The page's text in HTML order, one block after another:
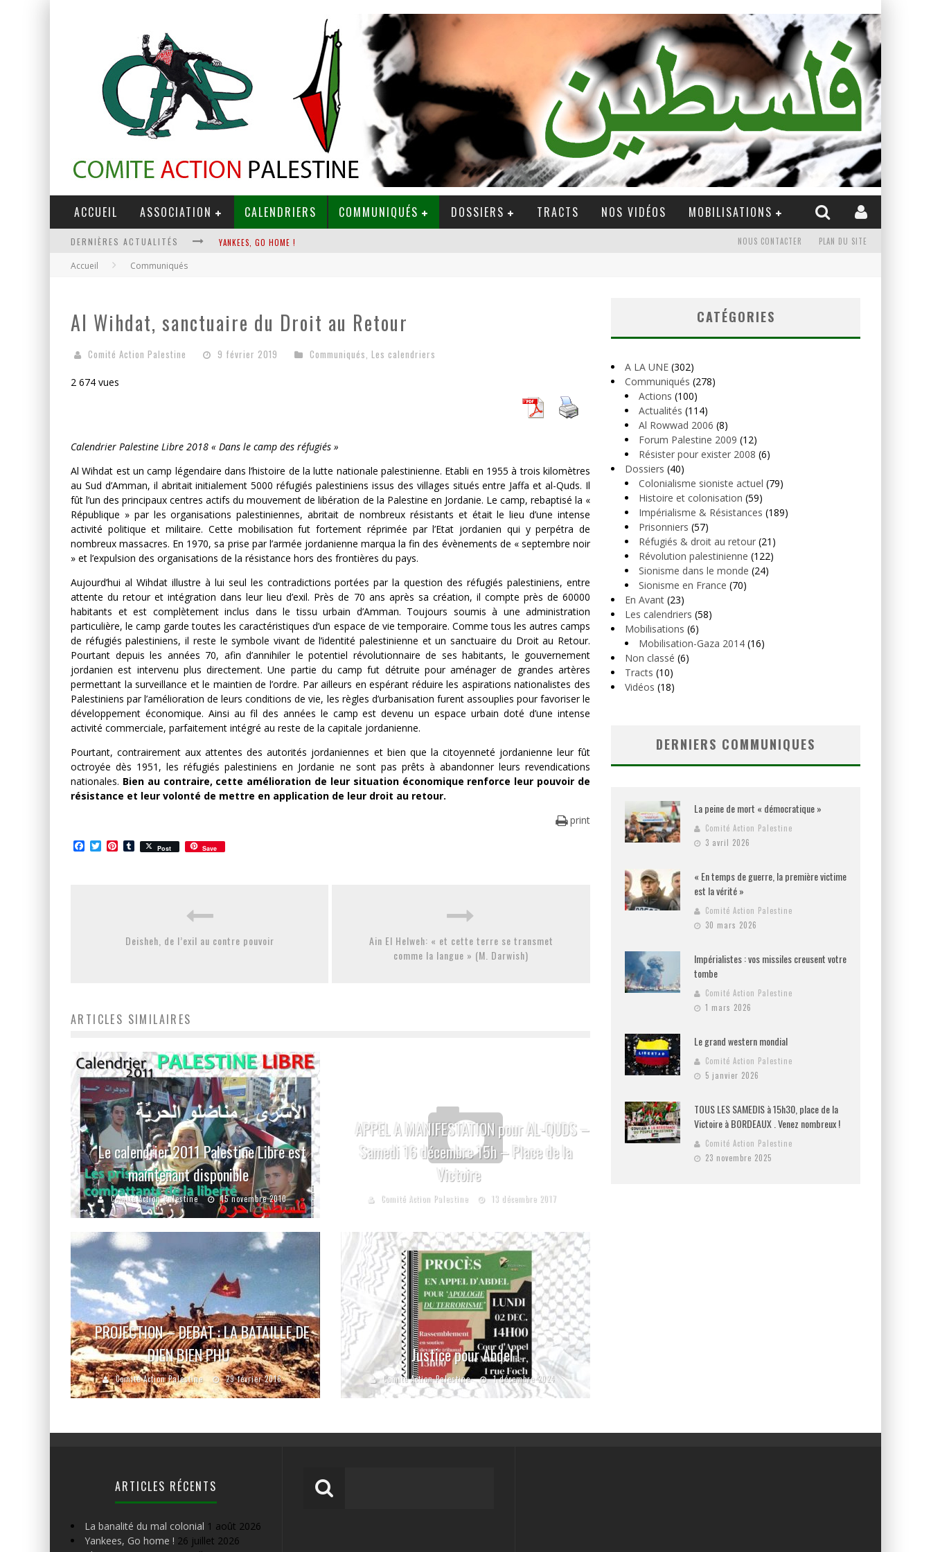
ACCUEIL ASSOCIATION CALENDRIERS COMMUNIQUÉS DOSSIERS TRACTS NOS VIDÉOS MOBILISATIONS
DERNIÈRES ACTUALITÉS YANKEES, GO HOME !
DES ACCORDS DE PAIX SANS LE PEUPLE ET CONTRE LE PEUPLE
LA GUERRE SIONISTE, LA GUERRE DÉMOGRAPHIQUE
NOUS CONTACTER PLAN DU SITE
Accueil Communiqués
Al Wihdat, sanctuaire du Droit au Retour
Comité Action Palestine 9 février 2019 Communiqués, Les calendriers
2 674 vues
Calendrier Palestine Libre 2018 « Dans le camp des réfugiés »
Al Wihdat est un camp légendaire dans l’histoire de la lutte nationale palestinienne. Etabli en 1955 à trois kilomètres
au Sud d’Amman, il abritait initialement 5000 réfugiés palestiniens issus des villages situés entre Jaffa et al-Quds. Il
fût l’un des principaux centres actifs du mouvement de libération de la Palestine en Jordanie. Le camp, rebaptisé la «
République » par les organisations palestiniennes, abritait de nombreux résistants et était le lieu d’une intense
activité politique et militaire. Cette mobilisation fut fortement réprimée par l’Etat jordanien qui y perpétra de
nombreux massacres. En 1970, sa prise par l’armée jordanienne marqua la fin des évènements de « septembre noir
» et l’expulsion des organisations de la résistance hors des frontières du pays.
Aujourd’hui al Wihdat illustre à lui seul les contradictions portées par la question des réfugiés palestiniens, entre
attente du retour et intégration dans leur lieu d’exil. Près de 70 ans après sa création, il compte près de 60000
habitants et est complètement inclus dans le tissu urbain d’Amman. Toujours soumis à une administration
particulière, le camp garde toutes les caractéristiques d’un espace de vie temporaire. Comme tous les autres camps
de réfugiés palestiniens, il reste le symbole vivant de l’identité palestinienne et un sanctuaire du Droit au Retour.
Pourtant depuis les années 70, afin d’annihiler le potentiel révolutionnaire de ses habitants, le gouvernement
jordanien est intervenu plus directement. Une partie du camp fut détruite pour aménager de grandes artères
permettant la surveillance et le maintien de l’ordre. Par ailleurs en espérant réduire les aspirations nationalistes des
Palestiniens par l’amélioration de leurs conditions de vie, les règles d’urbanisation furent assouplies pour favoriser le
développement économique. Ainsi au fil des années le camp est devenu un espace urbain doté d’une intense
activité commerciale, parfaitement intégré au reste de la capitale jordanienne.
Pourtant, contrairement aux attentes des autorités jordaniennes et bien que la citoyenneté jordanienne leur fût
octroyée dès 1951, les réfugiés palestiniens en Jordanie ne sont pas prêts à abandonner leurs revendications
nationales. Bien au contraire, cette amélioration de leur situation économique renforce leur pouvoir de
résistance et leur volonté de mettre en application de leur droit au retour.
print
Facebook
TwitterPinterest
Tumblr
Post Save
Deisheh, de l’exil au contre pouvoir
Ain El Helweh: « et cette terre se transmet
comme la langue » (M. Darwish)
ARTICLES SIMILAIRES
Le calendrier 2011 Palestine Libre est
maintenant disponible
Comité Action Palestine 15 novembre 2010
APPEL A MANIFESTATION pour AL-QUDS –
Samedi 16 décembre 15h – Place de la
Victoire
Comité Action Palestine 13 décembre 2017
PROJECTION – DEBAT : LA BATAILLE DE
DIEN BIEN PHU
Comité Action Palestine 29 février 2016
Justice pour Abdel !
Comité Action Palestine 1 décembre 2024
CATÉGORIES
A LA UNE (302)
Communiqués (278)
Actions (100)
Actualités (114)
Al Rowwad 2006 (8)
Forum Palestine 2009 (12)
Résister pour exister 2008 (6)
Dossiers (40)
Colonialisme sioniste actuel (79)
Histoire et colonisation (59)
Impérialisme & Résistances (189)
Prisonniers (57)
Réfugiés & droit au retour (21)
Révolution palestinienne (122)
Sionisme dans le monde (24)
Sionisme en France (70)
En Avant (23)
Les calendriers (58)
Mobilisations (6)
Mobilisation-Gaza 2014 (16)
Non classé (6)
Tracts (10)
Vidéos (18)
DERNIERS COMMUNIQUES
La peine de mort « démocratique »
Comité Action Palestine
3 avril 2026
« En temps de guerre, la première victime
est la vérité »
Comité Action Palestine
30 mars 2026
Impérialistes : vos missiles creusent votre
tombe
Comité Action Palestine
1 mars 2026
Le grand western mondial
Comité Action Palestine
5 janvier 2026
TOUS LES SAMEDIS à 15h30, place de la
Victoire à BORDEAUX . Venez nombreux !
Comité Action Palestine
23 novembre 2025
ARTICLES RÉCENTS
La banalité du mal colonial 1 août 2026
Yankees, Go home ! 26 juillet 2026